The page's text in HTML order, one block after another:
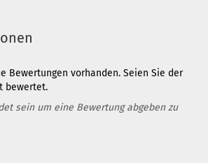
Bewertungen vorhanden. Seien Sie der
bewertet.
sein um eine Bewertung abgeben zu